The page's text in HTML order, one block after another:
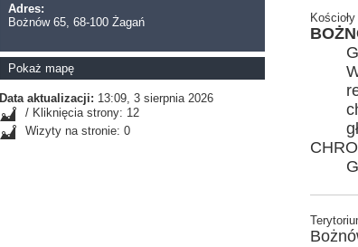
Adres:
Bożnów 65, 68-100 Żagań
Pokaż mapę
Data aktualizacji: 13:09, 3 sierpnia 2026
/ Kliknięcia strony: 12
Wizyty na stronie: 0